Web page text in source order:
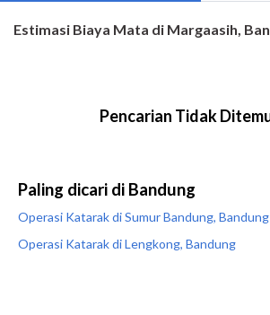
Paling dicari di Bandung
Operasi Katarak di Sumur Bandung, Bandung
Operasi Katarak di Lengkong, Bandung